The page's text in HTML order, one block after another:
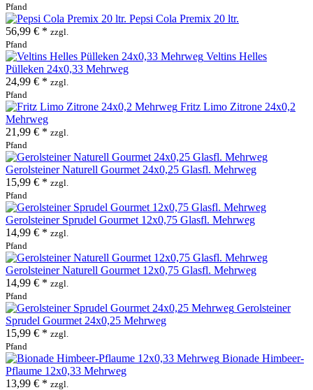
Pfand
Pepsi Cola Premix 20 ltr.
56,99 € * zzgl.
Pfand
Veltins Helles
Pülleken 24x0,33 Mehrweg
24,99 € * zzgl.
Pfand
Fritz Limo Zitrone 24x0,2
Mehrweg
21,99 € * zzgl.
Pfand
Gerolsteiner Naturell Gourmet 24x0,25 Glasfl. Mehrweg
15,99 € * zzgl.
Pfand
Gerolsteiner Sprudel Gourmet 12x0,75 Glasfl. Mehrweg
14,99 € * zzgl.
Pfand
Gerolsteiner Naturell Gourmet 12x0,75 Glasfl. Mehrweg
14,99 € * zzgl.
Pfand
Gerolsteiner
Sprudel Gourmet 24x0,25 Mehrweg
15,99 € * zzgl.
Pfand
Bionade Himbeer-
Pflaume 12x0,33 Mehrweg
13,99 € * zzgl.